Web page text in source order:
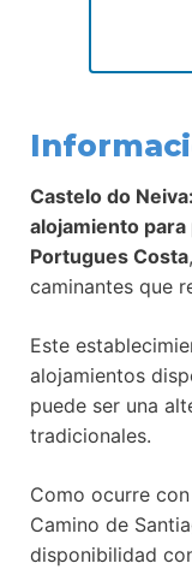
Castelo do
alojamiento
Portugues Costa
caminantes que
Este
alojamientos
puede ser una
tradicionales.
Como ocurre
Camino de
disponibilidad